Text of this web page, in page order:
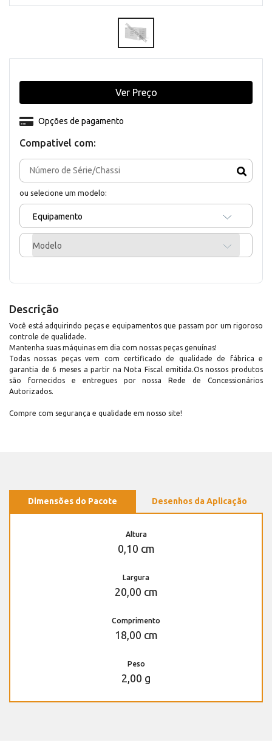
Compativel com:
ou selecione um modelo:
Equipamento
Modelo
Opções de pagamento
Ver Preço
Descrição
Você está adquirindo peças e equipamentos que passam por um rigoroso
controle de qualidade.
Mantenha suas máquinas em dia com nossas peças genuínas!
Todas nossas peças vem com certificado de qualidade de fábrica e
garantia de 6 meses a partir na Nota Fiscal emitida.Os nossos produtos
são fornecidos e entregues por nossa Rede de Concessionários
Autorizados.
Compre com segurança e qualidade em nosso site!
Dimensões do Pacote Desenhos da Aplicação
Altura
0,10 cm
Largura
20,00 cm
Comprimento
18,00 cm
Peso
2,00 g